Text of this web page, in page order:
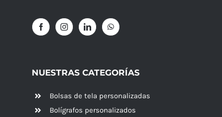
NUESTRAS CATEGORÍAS
Bolsas de tela personalizadas
Bolígrafos personalizados